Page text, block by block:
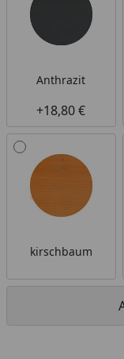
Anthrazit
+18,80 €
kirschbaum